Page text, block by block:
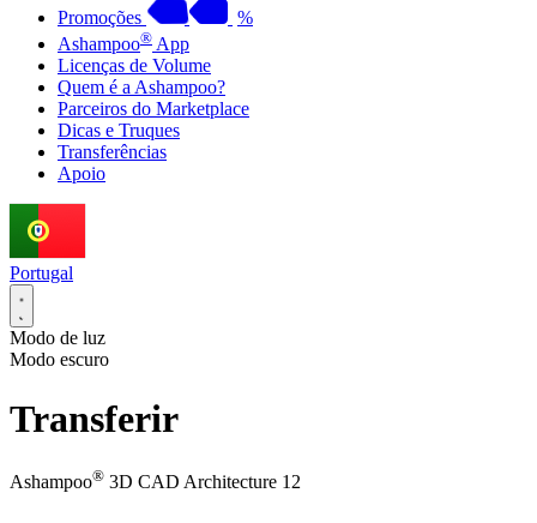
Promoções
%
Ashampoo® App
Licenças de Volume
Quem é a Ashampoo?
Parceiros do Marketplace
Dicas e Truques
Transferências
Apoio
Portugal
Modo de luz
Modo escuro
Transferir
Ashampoo® 3D CAD Architecture 12